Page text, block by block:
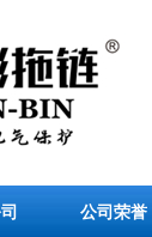
公司荣誉